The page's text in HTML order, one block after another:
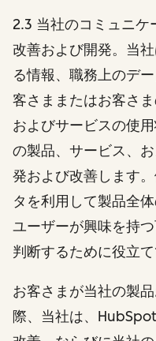
2.3 当社のコミュニ
改善および開発。当
る情報、職務上のデ
客さままたはお客さ
およびサービスの使
の製品、サービス、
発および改善します
タを利用して製品全
ユーザーが興味を持
判断するために役立て
お客さまが当社の製
際、当社は、